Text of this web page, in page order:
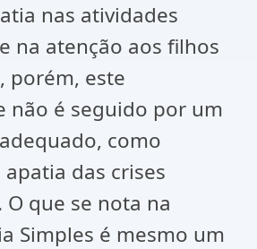
nas atividades
na atenção aos filhos
porém, este
não é seguido por um
como
das crises
O que se nota na
Simples é mesmo um